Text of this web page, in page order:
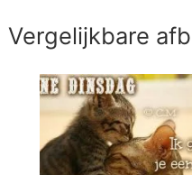
Vergelijkbare